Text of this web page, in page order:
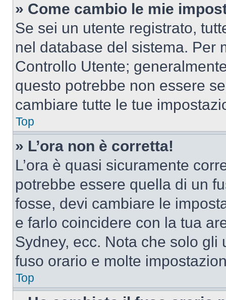
» Come cambio le mie
Se sei un utente registrato,
nel database del sistema. Per
Controllo Utente;
questo potrebbe non essere
cambiare tutte le tue
Top
» L’ora non è corretta!
L’ora è quasi sicuramente
potrebbe essere quella di un
fosse, devi cambiare le
e farlo coincidere con la tua
Sydney, ecc. Nota che solo
fuso orario e molte
Top